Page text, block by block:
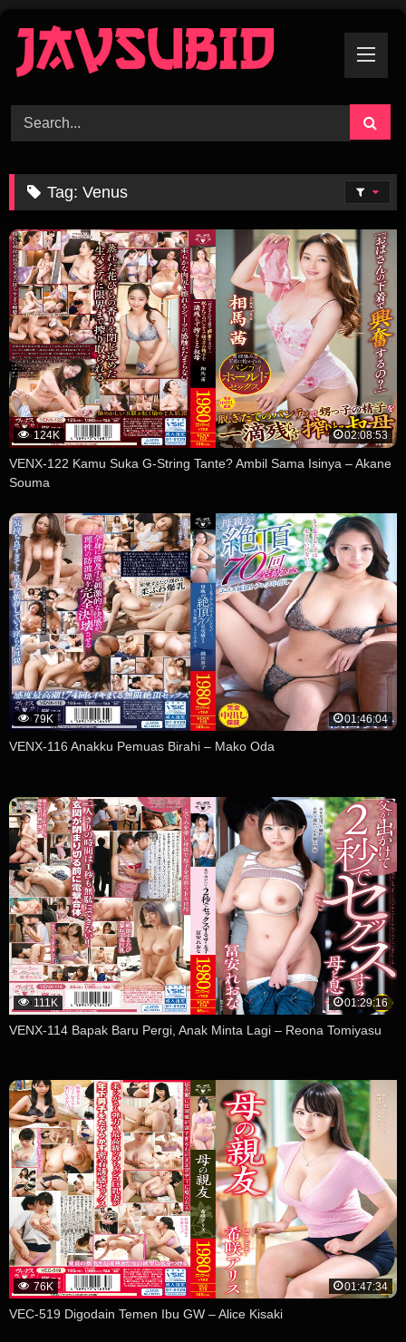
Content
Tag:Venus
124K 02:08:53
VENX-122 Kamu Suka G-String Tante? Ambil Sama Isinya – Akane
Souma
79K 01:46:04
VENX-116 Anakku Pemuas Birahi – Mako Oda
111K 01:29:16
VENX-114 Bapak Baru Pergi, Anak Minta Lagi – Reona Tomiyasu
76K 01:47:34
VEC-519 Digodain Temen Ibu GW – Alice Kisaki